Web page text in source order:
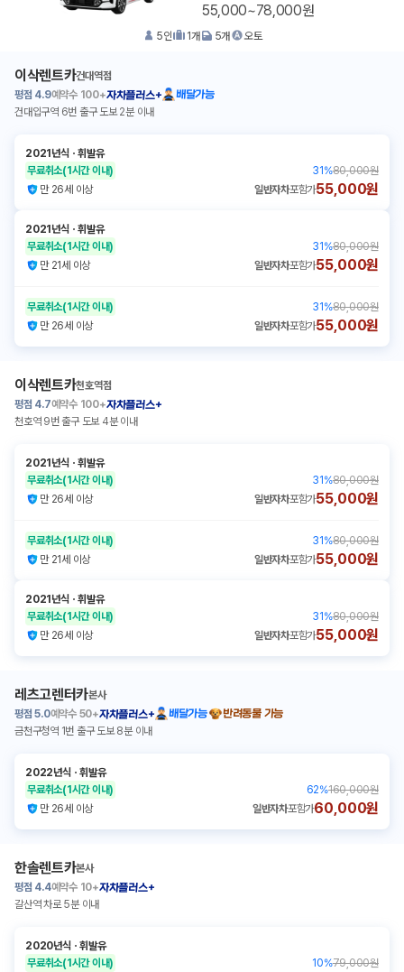
55,000~78,000원
5인 1개 5개 오토
이삭렌트카건대역점
평점 4.9예약수 100+자차플러스+
배달가능
건대입구역 6번 출구 도보 2분 이내
2021년식 ㆍ휘발유
무료취소(1시간 이내) 31 %80,000원
만 26세 이상
일반자차포함가55,000원
2021년식 ㆍ휘발유
무료취소(1시간 이내) 31 %80,000원
만 21세 이상
일반자차포함가55,000원
무료취소(1시간 이내) 31 %80,000원
만 26세 이상
일반자차포함가55,000원
이삭렌트카천호역점
평점 4.7예약수 100+자차플러스+
천호역 9번 출구 도보 4분 이내
2021년식 ㆍ휘발유
무료취소(1시간 이내) 31 %80,000원
만 26세 이상
일반자차포함가55,000원
무료취소(1시간 이내) 31 %80,000원
만 21세 이상
일반자차포함가55,000원
2021년식 ㆍ휘발유
무료취소(1시간 이내) 31 %80,000원
만 26세 이상
일반자차포함가55,000원
레츠고렌터카본사
평점 5.0예약수 50+자차플러스+ 배달가능
반려동물 가능
금천구청역 1번 출구 도보 8분 이내
2022년식 ㆍ휘발유
무료취소(1시간 이내) 62%160,000원
만 26세 이상
일반자차포함가60,000원
한솔렌트카본사
평점 4.4예약수 10+자차플러스+
갈산역 차로 5분 이내
2020년식 ㆍ휘발유
무료취소(1시간 이내) 10%79,000원